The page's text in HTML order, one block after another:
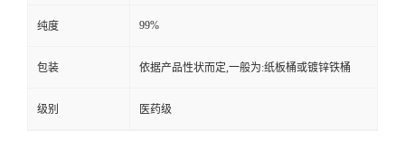
纯度 99%
包装 依据产品性状而定,一般为:纸板桶或镀锌铁桶
级别 医药级